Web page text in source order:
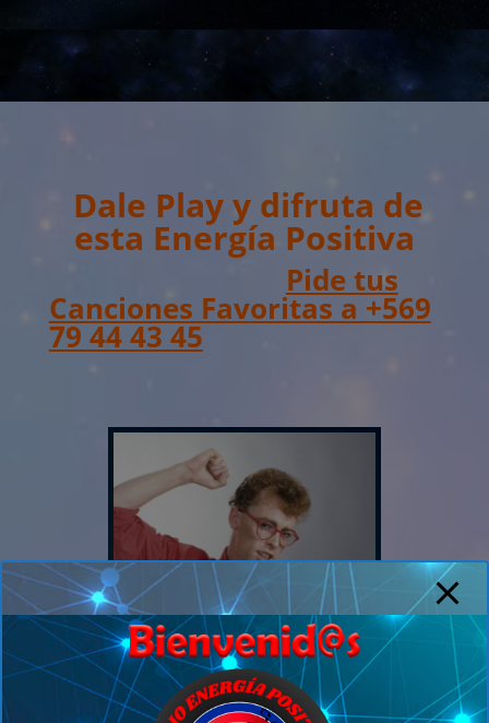
Dale Play y difruta de
esta Energía Positiva
Pide tus
Canciones Favoritas a +569
79 44 43 45